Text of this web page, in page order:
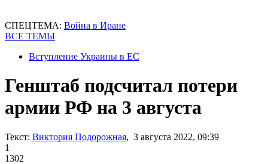
СПЕЦТЕМА: Война в Иране
ВСЕ ТЕМЫ
Вступление Украины в ЕС
Генштаб подсчитал потери
армии РФ на 3 августа
Текст: Виктория Подорожная, 3 августа 2022, 09:39
1
1302